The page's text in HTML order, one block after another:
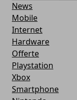
News
Mobile
Internet
Hardware
Offerte
Playstation
Xbox
Smartphone